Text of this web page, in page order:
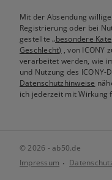
Mit der Absendung
Registrierung oder bei
gestellte„besondere
Geschlecht) , von ICONY
verarbeitet werden, wie
und Nutzung des
Datenschutzhinweise
ich jederzeit mit Wirkung
© 2026 - ab50.de
Impressum